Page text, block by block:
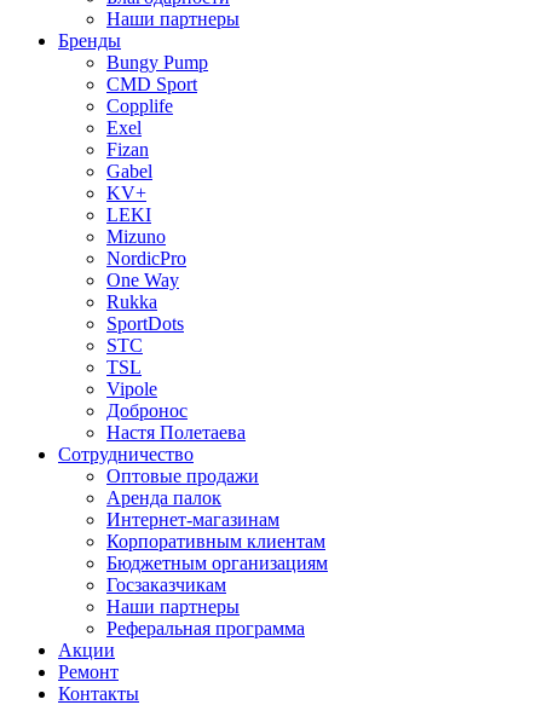
Наши партнеры
Бренды
Bungy Pump
CMD Sport
Copplife
Exel
Fizan
Gabel
KV+
LEKI
Mizuno
NordicPro
One Way
Rukka
SportDots
STC
TSL
Vipole
Добронос
Настя Полетаева
Сотрудничество
Оптовые продажи
Аренда палок
Интернет-магазинам
Корпоративным клиентам
Бюджетным организациям
Госзаказчикам
Наши партнеры
Реферальная программа
Акции
Ремонт
Контакты